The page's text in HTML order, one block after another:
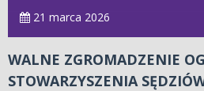
21 marca 2026
WALNE ZGROMADZENIE
STOWARZYSZENIA